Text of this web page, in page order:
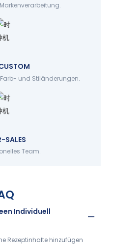
und Stiländerungen.
SALES
Team.
Individuell
Rezeptinhalte hinzufügen